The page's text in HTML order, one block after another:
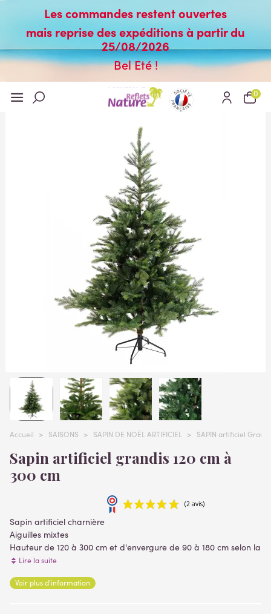
Les commandes restent ouvertes
mais reprise des expéditions à partir du
25/08/2026
Bel Eté !
0
Accueil > SAISONS > SAPIN DE NOËL ARTIFICIEL > SAPIN artificiel
Sapin artificiel grandis 120 cm à
300 cm
Sapin artificiel charnière
Aiguilles mixtes
Hauteur de 120 à 300 cm et d'envergure de 90 à 180 cm selon la
taille.
Lire la suite
Voir plus d'information